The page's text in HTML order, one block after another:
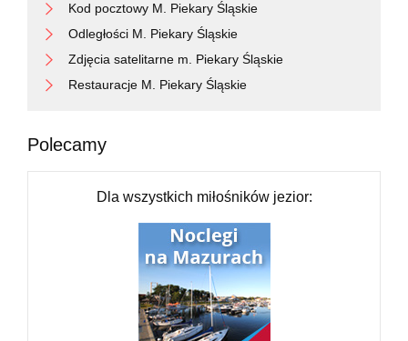
Kod pocztowy M. Piekary Śląskie
Odległości M. Piekary Śląskie
Zdjęcia satelitarne m. Piekary Śląskie
Restauracje M. Piekary Śląskie
Polecamy
Dla wszystkich miłośników jezior: